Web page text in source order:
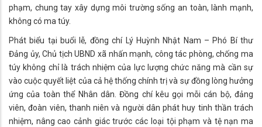
phạm, chung tay xây dựng môi trường sống an toàn, lành mạnh,
không có ma túy.
Phát biểu tại buổi lễ, đồng chí Lý Huỳnh Nhật Nam – Phó Bí thư
Đảng ủy, Chủ tịch UBND xã nhấn mạnh, công tác phòng, chống ma
túy không chỉ là trách nhiệm của lực lượng chức năng mà cần sự
vào cuộc quyết liệt của cả hệ thống chính trị và sự đồng lòng hưởng
ứng của toàn thể Nhân dân. Đồng chí kêu gọi mỗi cán bộ, đảng
viên, đoàn viên, thanh niên và người dân phát huy tinh thần trách
nhiệm, nâng cao cảnh giác trước các loại tội phạm và tệ nạn ma